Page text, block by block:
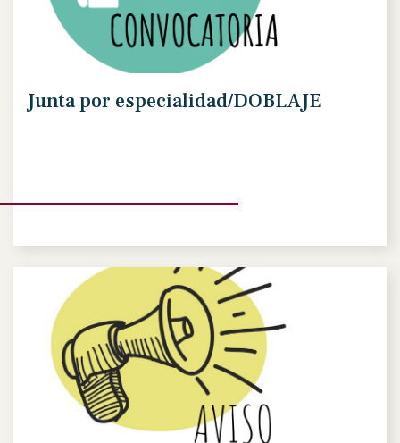
Junta por especialidad/DOBLAJE